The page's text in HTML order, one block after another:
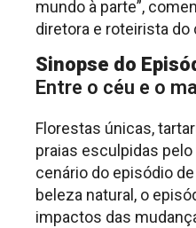
mundo à parte”,
diretora e roteirista do
Sinopse do
Entre o céu e o
Florestas únicas,
praias esculpidas
cenário do episódio
beleza natural, o
impactos das